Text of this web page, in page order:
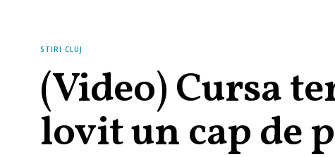
STIRI CLUJ
(Video) Cursa
lovit un cap de